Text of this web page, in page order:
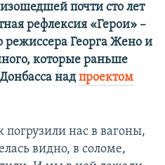
почти сто лет
рефлексия «Герои» –
Георга Жено и
которые раньше
надпроектом
нас в вагоны,
видно, в соломе,